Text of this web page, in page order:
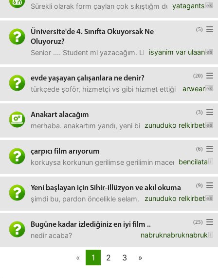
yatagants
Sürekli olarak form çayları çok sıkıştığm durumlarda
(5)
Üniversite'de 4. Sınıfta Okuyorsak Ne
Oluyoruz?
isyanim var ulaan
Senior .... Student mi yazacağım. Linkedin profilimi
(20)
evde yaşayan çalışanlara ne denir?
arwear
türkçede şoför, hizmetçi vs gibi hizmet ettiği ailenin
(3)
Anakart alacağım
zunuduko relkirbet
merhaba. anakartım yandı, yeni bi tane
(6)
çarpıcı film arıyorum
bencilata
korkuysa korkunun gerilimse gerilimin macera ise
(9)
Yeni başlayan için Sihir-illüzyon ve akıl okuma
zunuduko relkirbet
şimdi bu, pardon öncelikle selam.bu sihir illüzyon işine
(25)
Bugüne kadar izlediğiniz en iyi film ..
nabruknabruknabruk
nedir acaba?
« 1 2 3 »